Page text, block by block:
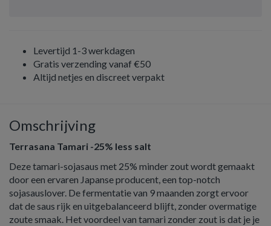
Levertijd 1-3 werkdagen
Gratis verzending vanaf €50
Altijd netjes en discreet verpakt
Omschrijving
Terrasana Tamari -25% less salt
Deze tamari-sojasaus met 25% minder zout wordt gemaakt
door een ervaren Japanse producent, een top-notch
sojasauslover. De fermentatie van 9 maanden zorgt ervoor
dat de saus rijk en uitgebalanceerd blijft, zonder overmatige
zoute smaak. Het voordeel van tamari zonder zout is dat je je